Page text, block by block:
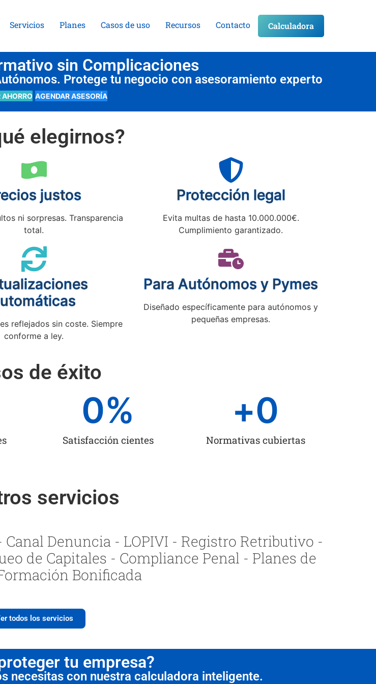
Servicios Planes Casos de uso Recursos Contacto Calculadora
sin Complicaciones
Protege tu negocio con asesoramiento experto
AGENDAR ASESORÍA
elegirnos?
justos
ni sorpresas. Transparencia
total.
Protección legal
Evita multas de hasta 10.000.000€.
Cumplimiento garantizado.
reflejados sin coste. Siempre
conforme a ley.
Para Autónomos y Pymes
Diseñado específicamente para autónomos y
pequeñas empresas.
de éxito
Satisfacción cientes
0%
Normativas cubiertas
+0
servicios
Canal Denuncia - LOPIVI - Registro Retributivo -
de Capitales - Compliance Penal - Planes de
Bonificada
todos los servicios
tu empresa?
necesitas con nuestra calculadora inteligente.